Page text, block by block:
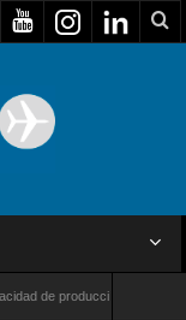
de producción de radares en